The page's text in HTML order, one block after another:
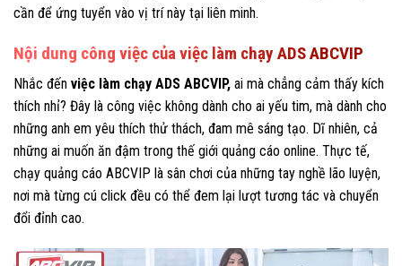
cần để ứng tuyển vào vị trí này tại liên minh.
Nội dung công việc của việc làm chạy ADS ABCVIP
Nhắc đến việc làm chạy ADS ABCVIP, ai mà chẳng cảm thấy kích
thích nhỉ? Đây là công việc không dành cho ai yếu tim, mà dành cho
những anh em yêu thích thử thách, đam mê sáng tạo. Dĩ nhiên, cả
những ai muốn ăn đậm trong thế giới quảng cáo online. Thực tế,
chạy quảng cáo ABCVIP là sân chơi của những tay nghề lão luyện,
nơi mà từng cú click đều có thể đem lại lượt tương tác và chuyển
đổi đỉnh cao.